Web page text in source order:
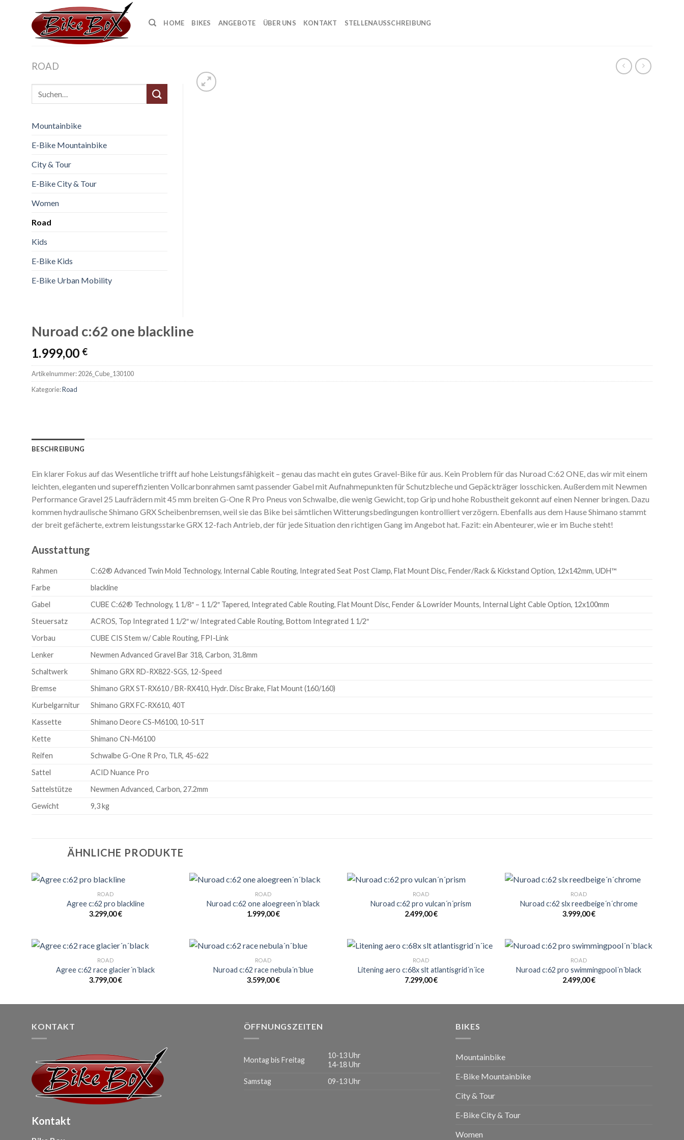
HOME BIKES ANGEBOTE ÜBER UNS KONTAKT STELLENAUSSCHREIBUNG
ROAD
Nuroad c:62 one blackline
1.999,00 €
Artikelnummer:2026_Cube_130100
Kategorie:Road
Mountainbike
E-Bike Mountainbike
City & Tour
E-Bike City & Tour
Women
Road
Kids
E-Bike Kids
E-Bike Urban Mobility
BESCHREIBUNG
Ein klarer Fokus auf das Wesentliche trifft auf hohe Leistungsfähigkeit – genau das macht ein gutes Gravel-Bike für aus. Kein Problem für das Nuroad C:62 ONE, das wir mit einem
leichten, eleganten und supereffizienten Vollcarbonrahmen samt passender Gabel mit Aufnahmepunkten für Schutzbleche und Gepäckträger losschicken. Außerdem mit Newmen
Performance Gravel 25 Laufrädern mit 45 mm breiten G-One R Pro Pneus von Schwalbe, die wenig Gewicht, top Grip und hohe Robustheit gekonnt auf einen Nenner bringen. Dazu
kommen hydraulische Shimano GRX Scheibenbremsen, weil sie das Bike bei sämtlichen Witterungsbedingungen kontrolliert verzögern. Ebenfalls aus dem Hause Shimano stammt
der breit gefächerte, extrem leistungsstarke GRX 12-fach Antrieb, der für jede Situation den richtigen Gang im Angebot hat. Fazit: ein Abenteurer, wie er im Buche steht!
Ausstattung
Rahmen
C:62® Advanced Twin Mold Technology, Internal Cable Routing, Integrated Seat Post Clamp, Flat Mount Disc, Fender/Rack & Kickstand Option, 12x142mm, UDH™
Farbe
blackline
Gabel
CUBE C:62® Technology, 1 1/8″ – 1 1/2″ Tapered, Integrated Cable Routing, Flat Mount Disc, Fender & Lowrider Mounts, Internal Light Cable Option, 12x100mm
Steuersatz
ACROS, Top Integrated 1 1/2″ w/ Integrated Cable Routing, Bottom Integrated 1 1/2″
Vorbau
CUBE CIS Stem w/ Cable Routing, FPI-Link
Lenker
Newmen Advanced Gravel Bar 318, Carbon, 31.8mm
Schaltwerk
Shimano GRX RD-RX822-SGS, 12-Speed
Bremse
Shimano GRX ST-RX610 / BR-RX410, Hydr. Disc Brake, Flat Mount (160/160)
Kurbelgarnitur
Shimano GRX FC-RX610, 40T
Kassette
Shimano Deore CS-M6100, 10-51T
Kette
Shimano CN-M6100
Reifen
Schwalbe G-One R Pro, TLR, 45-622
Sattel
ACID Nuance Pro
Sattelstütze
Newmen Advanced, Carbon, 27.2mm
Gewicht
9,3 kg
ÄHNLICHE PRODUKTE
ROAD
Agree c:62 pro blackline
3.299,00€
ROAD
Nuroad c:62 one aloegreen´n´black
1.999,00€
ROAD
Nuroad c:62 pro vulcan´n´prism
2.499,00€
ROAD
Nuroad c:62 slx reedbeige´n´chrome
3.999,00€
ROAD
Agree c:62 race glacier´n´black
3.799,00€
ROAD
Nuroad c:62 race nebula´n´blue
3.599,00€
ROAD
Litening aero c:68x slt atlantisgrid´n´ice
7.299,00€
ROAD
Nuroad c:62 pro swimmingpool´n´black
2.499,00€
KONTAKT
Kontakt
ÖFFNUNGSZEITEN
Montag bis Freitag
10-13 Uhr
14-18 Uhr
Samstag
09-13 Uhr
BIKES
Mountainbike
E-Bike Mountainbike
City & Tour
E-Bike City & Tour
Women